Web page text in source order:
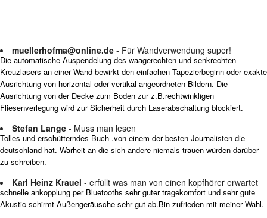
muellerhofma@online.de - Für Wandverwendung super!
Die automatische Auspendelung des waagerechten und senkrechten
Kreuzlasers an einer Wand bewirkt den einfachen Tapezierbeginn oder exakte
Ausrichtung von horizontal oder vertikal angeordneten Bildern. Die
Ausrichtung von der Decke zum Boden zur z.B.rechtwinkligen
Fliesenverlegung wird zur Sicherheit durch Laserabschaltung blockiert.
Stefan Lange - Muss man lesen
Tolles und erschütterndes Buch .von einem der besten Journalisten die
deutschland hat. Warheit an die sich andere niemals trauen würden darüber
zu schreiben.
Karl Heinz Krauel - erfüllt was man von einen kopfhörer erwartet
schnelle ankopplung per Bluetooths sehr guter tragekomfort und sehr gute
Akustic schirmt Außengeräusche sehr gut ab.Bin zufrieden mit meiner Wahl.